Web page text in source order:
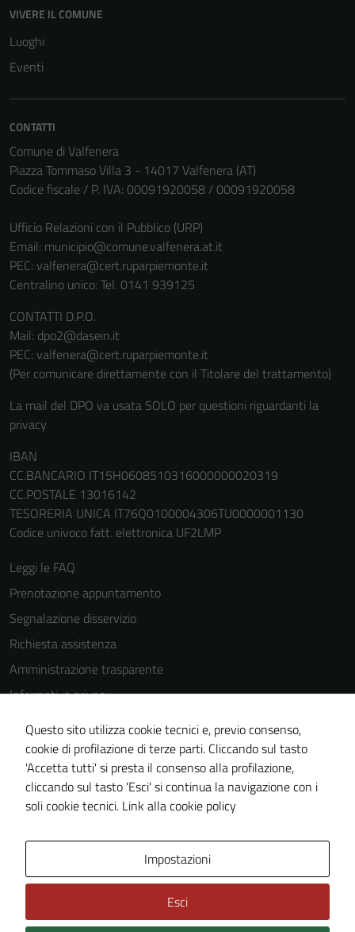
VIVERE IL COMUNE
Luoghi
Eventi
CONTATTI
Comune di Valfenera
Piazza Tommaso Villa 3 - 14017 Valfenera (AT)
Codice fiscale / P. IVA: 00091920058 / 00091920058
Ufficio Relazioni con il Pubblico (URP)
Email: municipio@comune.valfenera.at.it
PEC: valfenera@cert.ruparpiemonte.it
Centralino unico: Tel. 0141 939125
CONTATTI D.P.O.
Mail: dpo2@dasein.it
PEC: valfenera@cert.ruparpiemonte.it
(Per comunicare direttamente con il Titolare del trattamento)
La mail del DPO va usata SOLO per questioni riguardanti la
privacy
IBAN
CC.BANCARIO IT15H0608510316000000020319
CC.POSTALE 13016142
TESORERIA UNICA IT76Q0100004306TU0000001130
Codice univoco fatt. elettronica UF2LMP
Leggi le FAQ
Prenotazione appuntamento
Segnalazione disservizio
Richiesta assistenza
Amministrazione trasparente
Informativa privacy
Note legali
Dichiarazione di accessibilità
Piano di miglioramento del sito
Questo sito utilizza cookie tecnici e, previo consenso,
cookie di profilazione di terze parti. Cliccando sul tasto
'Accetta tutti' si presta il consenso alla profilazione,
cliccando sul tasto 'Esci' si continua la navigazione con i
soli cookie tecnici. Link alla cookie policy
Impostazioni
Esci